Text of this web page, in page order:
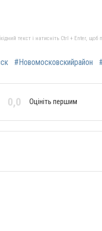
текст і натисніть Ctrl + Enter, щоб
#Новомосковскийрайон
0,0 Оцініть першим